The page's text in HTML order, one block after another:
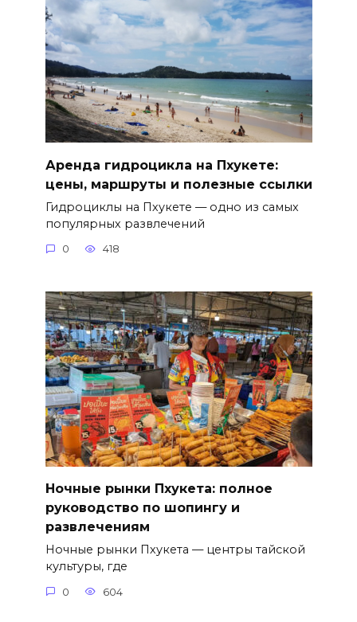
Аренда гидроцикла на Пхукете:
цены, маршруты и полезные ссылки
Гидроциклы на Пхукете — одно из самых
популярных развлечений
0 418
Ночные рынки Пхукета: полное
руководство по шопингу и
развлечениям
Ночные рынки Пхукета — центры тайской
культуры, где
0 604